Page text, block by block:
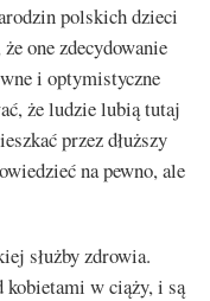
polskich dzieci
one zdecydowanie
i optymistyczne
że ludzie lubią tutaj
przez dłuższy
na pewno, ale
służby zdrowia.
kobietami w ciąży, i są